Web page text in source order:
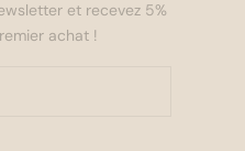
et recevez 5%
achat !